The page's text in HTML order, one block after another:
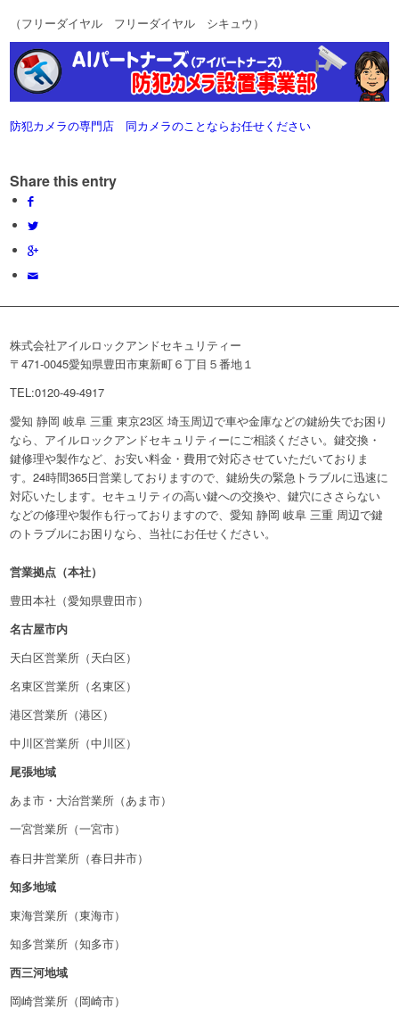
（フリーダイヤル フリーダイヤル シキュウ）
防犯カメラの専門店 同カメラのことならお任せください
Share this entry
株式会社アイルロックアンドセキュリティー
〒471-0045愛知県豊田市東新町６丁目５番地１
TEL:0120-49-4917
愛知 静岡 岐阜 三重 東京23区 埼玉周辺で車や金庫などの鍵紛失でお困り
なら、アイルロックアンドセキュリティーにご相談ください。鍵交換・
鍵修理や製作など、お安い料金・費用で対応させていただいておりま
す。24時間365日営業しておりますので、鍵紛失の緊急トラブルに迅速に
対応いたします。セキュリティの高い鍵への交換や、鍵穴にささらない
などの修理や製作も行っておりますので、愛知 静岡 岐阜 三重 周辺で鍵
のトラブルにお困りなら、当社にお任せください。
営業拠点（本社）
豊田本社（愛知県豊田市）
名古屋市内
天白区営業所（天白区）
名東区営業所（名東区）
港区営業所（港区）
中川区営業所（中川区）
尾張地域
あま市・大治営業所（あま市）
一宮営業所（一宮市）
春日井営業所（春日井市）
知多地域
東海営業所（東海市）
知多営業所（知多市）
西三河地域
岡崎営業所（岡崎市）